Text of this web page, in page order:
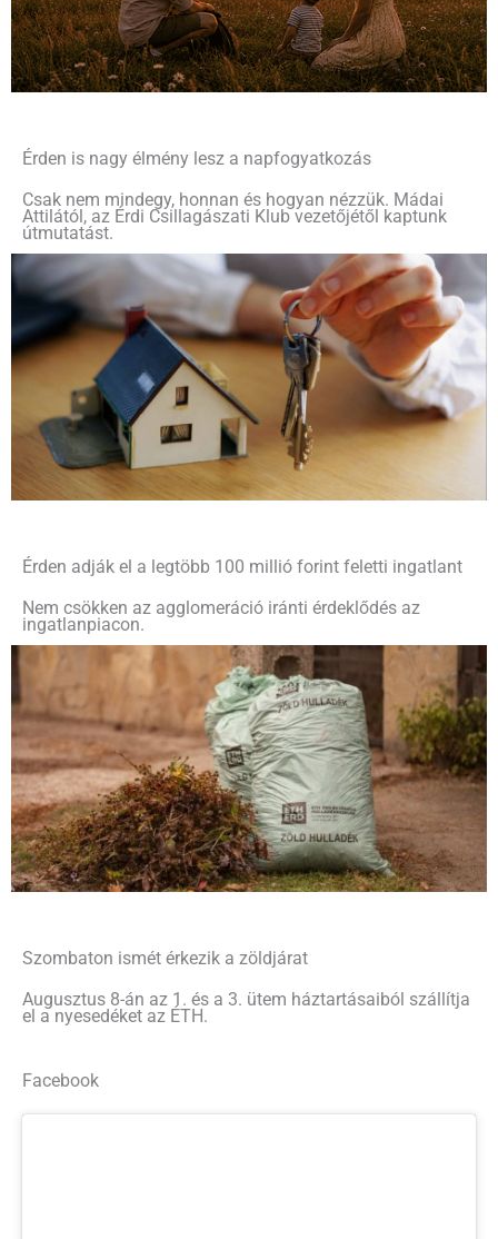
Érden is nagy élmény lesz a napfogyatkozás
Csak nem mindegy, honnan és hogyan nézzük. Mádai
Attilától, az Érdi Csillagászati Klub vezetőjétől kaptunk
útmutatást.
Érden adják el a legtöbb 100 millió forint feletti ingatlant
Nem csökken az agglomeráció iránti érdeklődés az
ingatlanpiacon.
Szombaton ismét érkezik a zöldjárat
Augusztus 8-án az 1. és a 3. ütem háztartásaiból szállítja
el a nyesedéket az ÉTH.
Facebook